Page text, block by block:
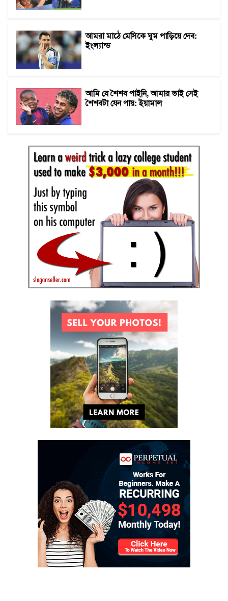
আমরা মাঠে মেসিকে ঘুম পাড়িয়ে দেব:
ইংল্যান্ড
আমি যে শৈশব পাইনি, আমার ভাই সেই
শৈশবটা যেন পায়: ইয়ামাল